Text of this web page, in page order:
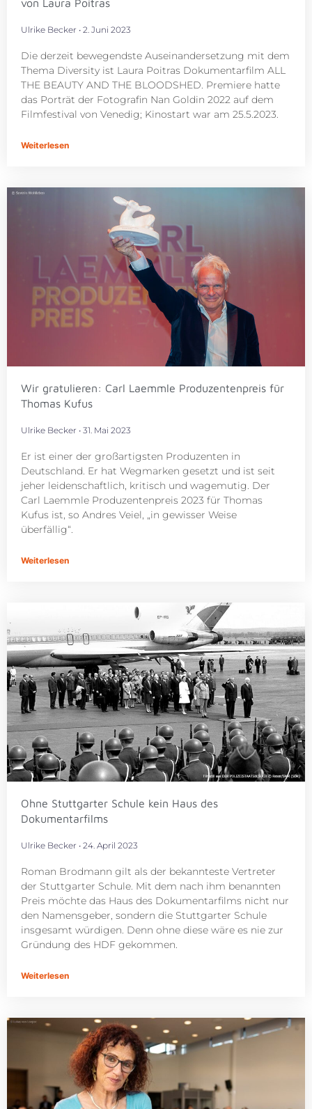
von Laura Poitras
Ulrike Becker 2. Juni 2023
Die derzeit bewegendste Auseinandersetzung mit dem
Thema Diversity ist Laura Poitras Dokumentarfilm ALL
THE BEAUTY AND THE BLOODSHED. Premiere hatte
das Porträt der Fotografin Nan Goldin 2022 auf dem
Filmfestival von Venedig; Kinostart war am 25.5.2023.
Weiterlesen
Wir gratulieren: Carl Laemmle Produzentenpreis für
Thomas Kufus
Ulrike Becker 31. Mai 2023
Er ist einer der großartigsten Produzenten in
Deutschland. Er hat Wegmarken gesetzt und ist seit
jeher leidenschaftlich, kritisch und wagemutig. Der
Carl Laemmle Produzentenpreis 2023 für Thomas
Kufus ist, so Andres Veiel, „in gewisser Weise
überfällig“.
Weiterlesen
Ohne Stuttgarter Schule kein Haus des
Dokumentarfilms
Ulrike Becker 24. April 2023
Roman Brodmann gilt als der bekannteste Vertreter
der Stuttgarter Schule. Mit dem nach ihm benannten
Preis möchte das Haus des Dokumentarfilms nicht nur
den Namensgeber, sondern die Stuttgarter Schule
insgesamt würdigen. Denn ohne diese wäre es nie zur
Gründung des HDF gekommen.
Weiterlesen